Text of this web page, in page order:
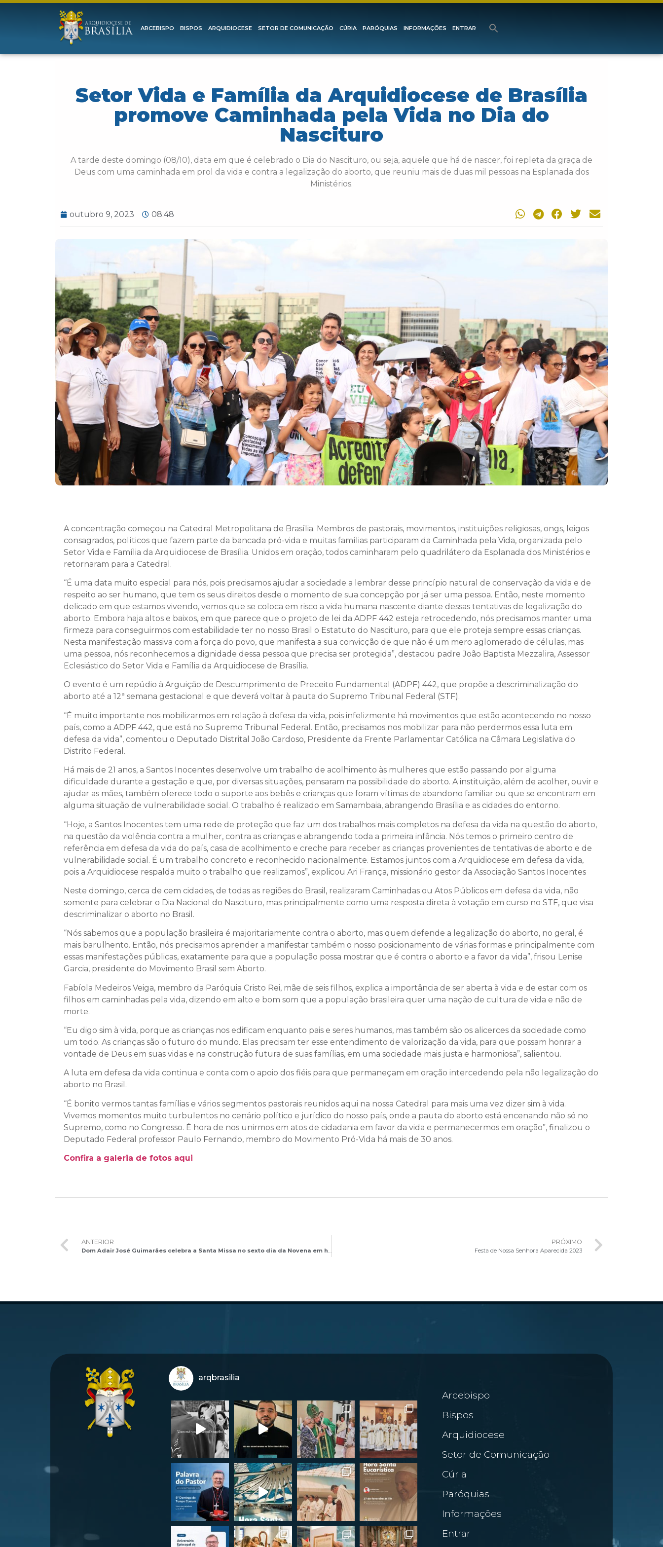
ARCEBISPO BISPOS ARQUIDIOCESE SETOR DE COMUNICAÇÃO CÚRIA PARÓQUIAS INFORMAÇÕES ENTRAR
Setor Vida e Família da Arquidiocese de Brasília
promove Caminhada pela Vida no Dia do
Nascituro
A tarde deste domingo (08/10), data em que é celebrado o Dia do Nascituro, ou seja, aquele que há de nascer, foi repleta da graça de
Deus com uma caminhada em prol da vida e contra a legalização do aborto, que reuniu mais de duas mil pessoas na Esplanada dos
Ministérios.
outubro 9, 2023 08:48
A concentração começou na Catedral Metropolitana de Brasília. Membros de pastorais, movimentos, instituições religiosas, ongs, leigos
consagrados, políticos que fazem parte da bancada pró-vida e muitas famílias participaram da Caminhada pela Vida, organizada pelo
Setor Vida e Família da Arquidiocese de Brasília. Unidos em oração, todos caminharam pelo quadrilátero da Esplanada dos Ministérios e
retornaram para a Catedral.
“É uma data muito especial para nós, pois precisamos ajudar a sociedade a lembrar desse princípio natural de conservação da vida e de
respeito ao ser humano, que tem os seus direitos desde o momento de sua concepção por já ser uma pessoa. Então, neste momento
delicado em que estamos vivendo, vemos que se coloca em risco a vida humana nascente diante dessas tentativas de legalização do
aborto. Embora haja altos e baixos, em que parece que o projeto de lei da ADPF 442 esteja retrocedendo, nós precisamos manter uma
firmeza para conseguirmos com estabilidade ter no nosso Brasil o Estatuto do Nascituro, para que ele proteja sempre essas crianças.
Nesta manifestação massiva com a força do povo, que manifesta a sua convicção de que não é um mero aglomerado de células, mas
uma pessoa, nós reconhecemos a dignidade dessa pessoa que precisa ser protegida”, destacou padre João Baptista Mezzalira, Assessor
Eclesiástico do Setor Vida e Família da Arquidiocese de Brasília.
O evento é um repúdio à Arguição de Descumprimento de Preceito Fundamental (ADPF) 442, que propõe a descriminalização do
aborto até a 12ª semana gestacional e que deverá voltar à pauta do Supremo Tribunal Federal (STF).
“É muito importante nos mobilizarmos em relação à defesa da vida, pois infelizmente há movimentos que estão acontecendo no nosso
país, como a ADPF 442, que está no Supremo Tribunal Federal. Então, precisamos nos mobilizar para não perdermos essa luta em
defesa da vida”, comentou o Deputado Distrital João Cardoso, Presidente da Frente Parlamentar Católica na Câmara Legislativa do
Distrito Federal.
Há mais de 21 anos, a Santos Inocentes desenvolve um trabalho de acolhimento às mulheres que estão passando por alguma
dificuldade durante a gestação e que, por diversas situações, pensaram na possibilidade do aborto. A instituição, além de acolher, ouvir e
ajudar as mães, também oferece todo o suporte aos bebês e crianças que foram vítimas de abandono familiar ou que se encontram em
alguma situação de vulnerabilidade social. O trabalho é realizado em Samambaia, abrangendo Brasília e as cidades do entorno.
“Hoje, a Santos Inocentes tem uma rede de proteção que faz um dos trabalhos mais completos na defesa da vida na questão do aborto,
na questão da violência contra a mulher, contra as crianças e abrangendo toda a primeira infância. Nós temos o primeiro centro de
referência em defesa da vida do país, casa de acolhimento e creche para receber as crianças provenientes de tentativas de aborto e de
vulnerabilidade social. É um trabalho concreto e reconhecido nacionalmente. Estamos juntos com a Arquidiocese em defesa da vida,
pois a Arquidiocese respalda muito o trabalho que realizamos”, explicou Ari França, missionário gestor da Associação Santos Inocentes
Neste domingo, cerca de cem cidades, de todas as regiões do Brasil, realizaram Caminhadas ou Atos Públicos em defesa da vida, não
somente para celebrar o Dia Nacional do Nascituro, mas principalmente como uma resposta direta à votação em curso no STF, que visa
descriminalizar o aborto no Brasil.
“Nós sabemos que a população brasileira é majoritariamente contra o aborto, mas quem defende a legalização do aborto, no geral, é
mais barulhento. Então, nós precisamos aprender a manifestar também o nosso posicionamento de várias formas e principalmente com
essas manifestações públicas, exatamente para que a população possa mostrar que é contra o aborto e a favor da vida”, frisou Lenise
Garcia, presidente do Movimento Brasil sem Aborto.
Fabíola Medeiros Veiga, membro da Paróquia Cristo Rei, mãe de seis filhos, explica a importância de ser aberta à vida e de estar com os
filhos em caminhadas pela vida, dizendo em alto e bom som que a população brasileira quer uma nação de cultura de vida e não de
morte.
“Eu digo sim à vida, porque as crianças nos edificam enquanto pais e seres humanos, mas também são os alicerces da sociedade como
um todo. As crianças são o futuro do mundo. Elas precisam ter esse entendimento de valorização da vida, para que possam honrar a
vontade de Deus em suas vidas e na construção futura de suas famílias, em uma sociedade mais justa e harmoniosa”, salientou.
A luta em defesa da vida continua e conta com o apoio dos fiéis para que permaneçam em oração intercedendo pela não legalização do
aborto no Brasil.
“É bonito vermos tantas famílias e vários segmentos pastorais reunidos aqui na nossa Catedral para mais uma vez dizer sim à vida.
Vivemos momentos muito turbulentos no cenário político e jurídico do nosso país, onde a pauta do aborto está encenando não só no
Supremo, como no Congresso. É hora de nos unirmos em atos de cidadania em favor da vida e permanecermos em oração”, finalizou o
Deputado Federal professor Paulo Fernando, membro do Movimento Pró-Vida há mais de 30 anos.
Confira a galeria de fotos aqui
ANTERIOR PRÓXIMO
Festa de Nossa Senhora Aparecida 2023
arqbrasilia
Arcebispo
Bispos
Arquidiocese
Setor de Comunicação
Cúria
Paróquias
Informações
Entrar